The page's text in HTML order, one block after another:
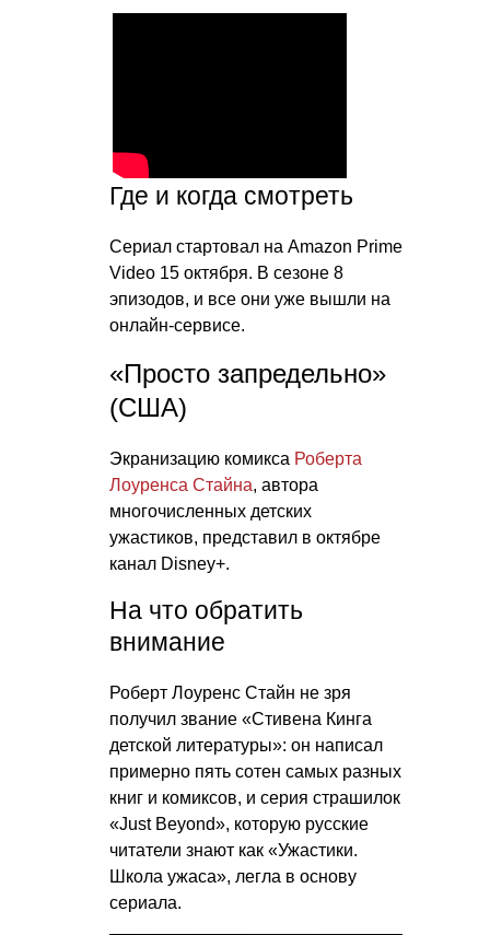
Где и когда смотреть
Сериал стартовал на Amazon Prime
Video 15 октября. В сезоне 8
эпизодов, и все они уже вышли на
онлайн-сервисе.
«Просто запредельно»
(США)
Экранизацию комикса Роберта
Лоуренса Стайна, автора
многочисленных детских
ужастиков, представил в октябре
канал Disney+.
На что обратить
внимание
Роберт Лоуренс Стайн не зря
получил звание «Стивена Кинга
детской литературы»: он написал
примерно пять сотен самых разных
книг и комиксов, и серия страшилок
«Just Beyond», которую русские
читатели знают как «Ужастики.
Школа ужаса», легла в основу
сериала.